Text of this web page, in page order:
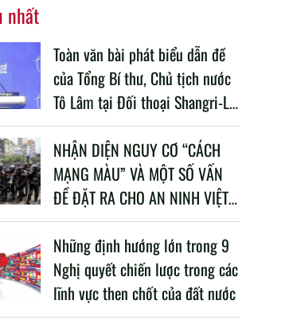
nhất
Toàn văn bài phát biểu dẫn đề
của Tổng Bí thư, Chủ tịch nước
Tô Lâm tại Đối thoại Shangri-La
lần thứ 23
NHẬN DIỆN NGUY CƠ “CÁCH
MẠNG MÀU” VÀ MỘT SỐ VẤN
ĐỀ ĐẶT RA CHO AN NINH VIỆT
NAM TRONG BỐI CẢNH HIỆN
NAY
Những định hướng lớn trong 9
Nghị quyết chiến lược trong các
lĩnh vực then chốt của đất nước